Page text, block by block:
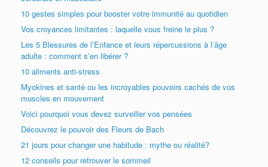
10 gestes simples pour booster votre immunité au quotidien
Vos croyances limitantes : laquelle vous freine le plus ?
Les 5 Blessures de l’Enfance et leurs répercussions à l’âge
adulte : comment s’en libérer ?
10 aliments anti-stress
Myokines et santé ou les incroyables pouvoirs cachés de vos
muscles en mouvement
Voici pourquoi vous devez surveiller vos pensées
Découvrez le pouvoir des Fleurs de Bach
21 jours pour changer une habitude : mythe ou réalité?
12 conseils pour retrouver le sommeil